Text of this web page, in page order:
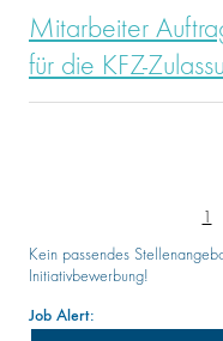
Mitarbeiter
für die KFZ-
1
Kein passendes
Initiativbewerbung!
Job Alert: